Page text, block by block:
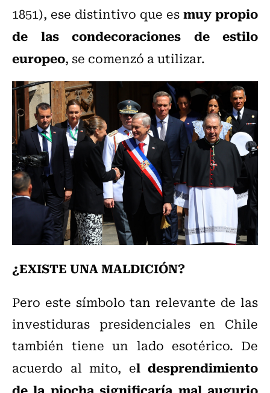
1851), ese distintivo que esmuy propio
de las condecoraciones de estilo
europeo, se comenzó a utilizar.
¿EXISTE UNA MALDICIÓN?
Pero este símbolo tan relevante de las
investiduras presidenciales en Chile
también tiene un lado esotérico. De
acuerdo al mito, el desprendimiento